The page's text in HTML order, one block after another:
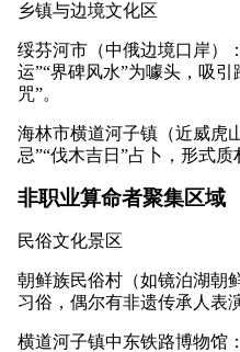
乡镇与边境文化区
绥芬河市（中俄边境口岸）
运”“界碑风水”为噱头，吸
咒”。
海林市横道河子镇（近威虎
忌”“伐木吉日”占卜，形式
非职业算命者聚集区域
民俗文化景区
朝鲜族民俗村（如镜泊湖朝
习俗，偶尔有非遗传承人表
横道河子镇中东铁路博物馆